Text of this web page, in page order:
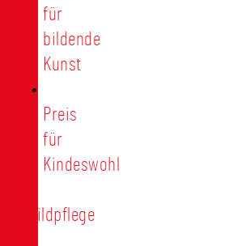
für
bildende
Kunst
Preis
für
Kindeswohl
Stadtbildpflege